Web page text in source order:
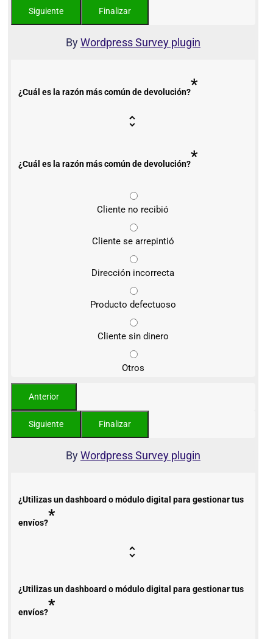
ByWordpress Survey plugin
¿Cuál es la razón más común de devolución?*
¿Cuál es la razón más común de devolución?*
Cliente no recibió
Cliente se arrepintió
Dirección incorrecta
Producto defectuoso
Cliente sin dinero
Otros
ByWordpress Survey plugin
¿Utilizas un dashboard o módulo digital para gestionar tus
envíos?*
¿Utilizas un dashboard o módulo digital para gestionar tus
envíos?*